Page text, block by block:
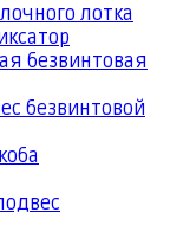
лотка
безвинтовая
безвинтовой